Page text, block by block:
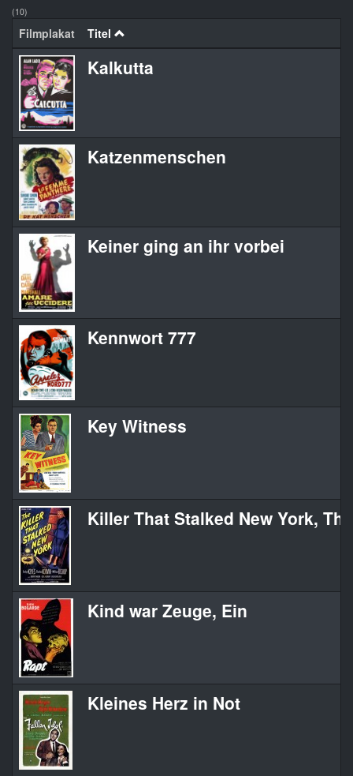
(10)
Filmplakat Titel
Kalkutta
Katzenmenschen
Keiner ging an ihr vorbei
Kennwort 777
Key Witness
Killer That Stalked New York, The
Kind war Zeuge, Ein
Kleines Herz in Not